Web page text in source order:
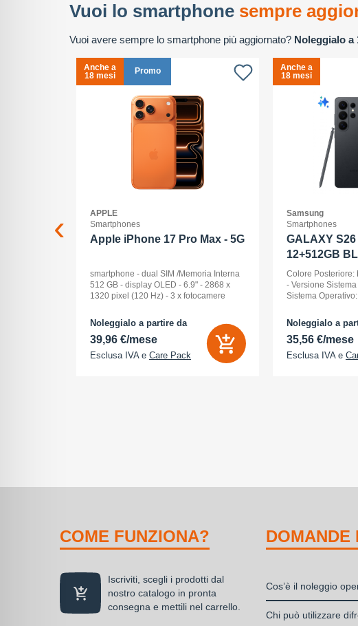
Vuoi lo smartphone sempre
Vuoi avere sempre lo smartphone più aggiornato? Noleggialo a
Anche a
18 mesi
Promo
APPLE
Smartphones
Apple iPhone 17 Pro Max - 5G
smartphone - dual SIM /Memoria Interna
512 GB - display OLED - 6.9" - 2868 x
1320 pixel (120 Hz) - 3 x fotocamere
camera 18 Megapixel - arancione
cosmico
Noleggialo a partire da
39,96 €/mese
Esclusa IVA e Care Pack
Anche a
18 mesi
Samsung
Smartphones
GALAXY
12+512GB
Colore Posteriore:
- Versione
Sistema
AMOLED 2x -
512 GB -
Noleggialo a
35,56 €/mese
Esclusa IVA e
COME FUNZIONA?
Iscriviti, scegli i prodotti dal
nostro catalogo in pronta
consegna e mettili nel carrello.
DOMANDE
Cos’è il noleggio
Il noleggio, o
Chi può utilizzare